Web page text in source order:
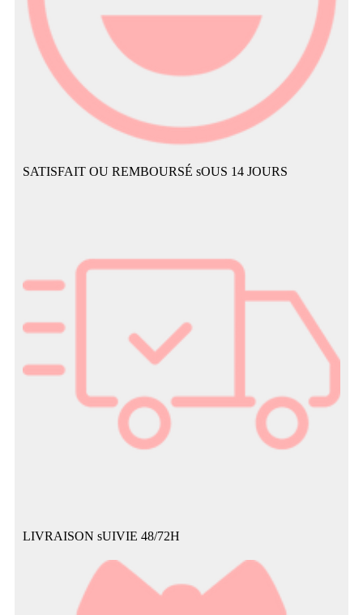
SATISFAIT OU REMBOURSÉ sOUS 14 JOURS
LIVRAISON sUIVIE 48/72H